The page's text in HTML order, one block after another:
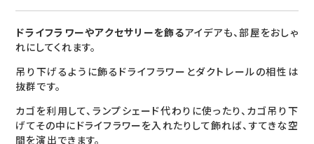
ドライフラワーやアクセサリーを飾るアイデアも、部屋をおしゃ
れにしてくれます。
吊り下げるように飾るドライフラワーとダクトレールの相性は
抜群です。
カゴを利用して、ランプシェード代わりに使ったり、カゴ吊り下
げてその中にドライフラワーを入れたりして飾れば、すてきな空
間を演出できます。